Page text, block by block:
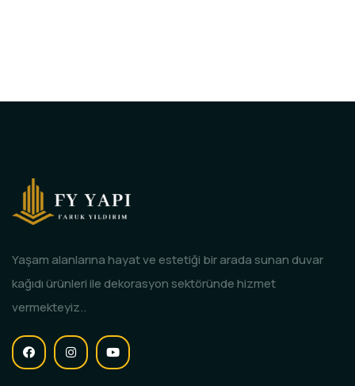
Yaşam alanlarına hayat ve estetiği bir arada sunan duvar
kağıdı ürünleri ile dekorasyon sektöründe hizmet
vermekteyiz..